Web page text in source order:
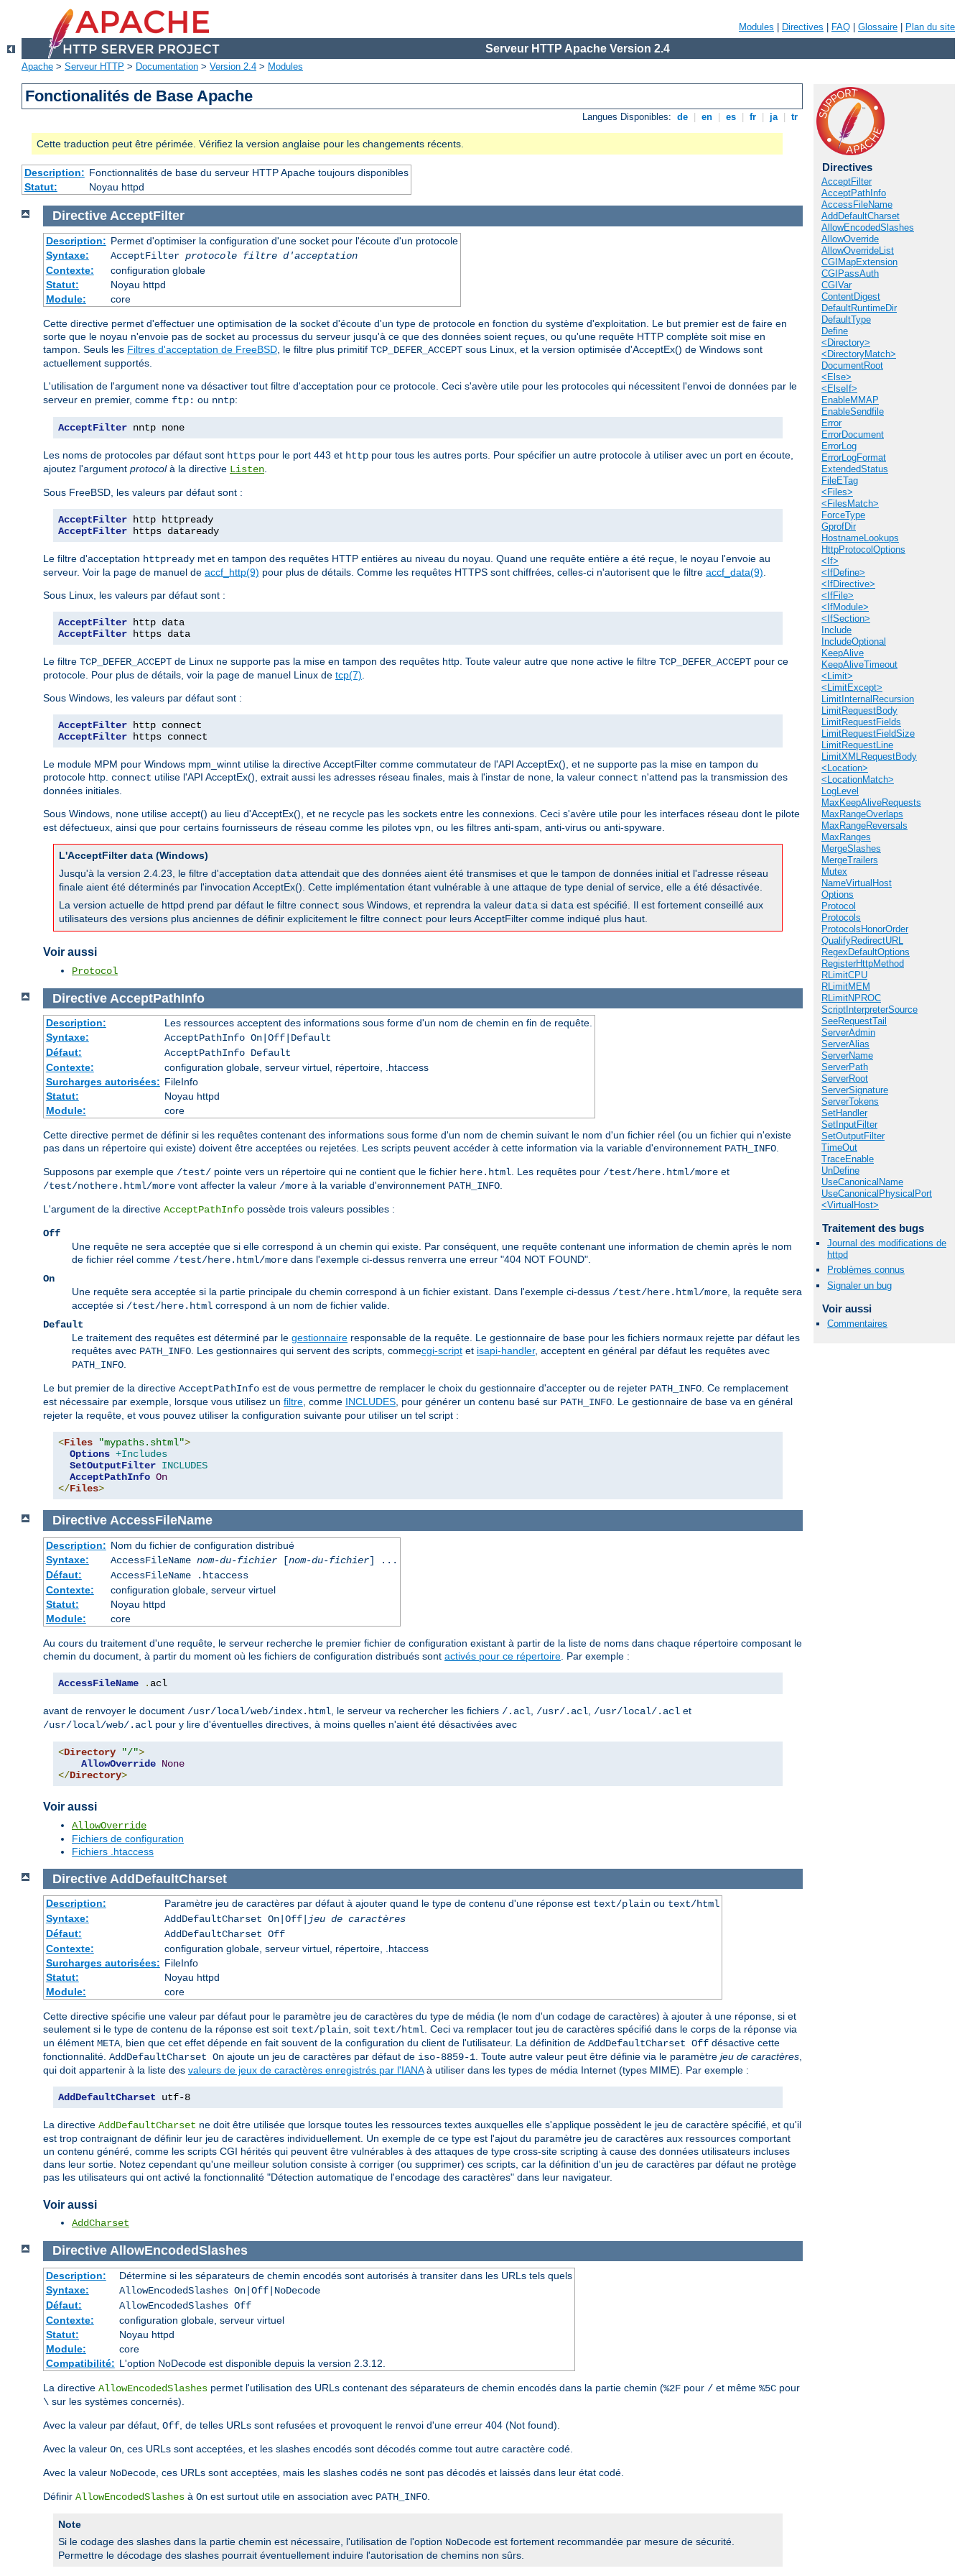
Modules Directives FAQ Glossaire Plan du site
Serveur HTTP Apache Version 2.4
Apache > Serveur HTTP > Documentation > Version 2.4 > Modules
Fonctionalités de Base Apache
Langues Disponibles: de en es fr ja tr
Cette traduction peut être périmée. Vérifiez la version anglaise pour les changements récents.
Description: Fonctionnalités de base du serveur HTTP Apache toujours disponibles
Statut:
Noyau httpd
Directives
AcceptFilter
AcceptPathInfo
AccessFileName
AddDefaultCharset
AllowEncodedSlashes
AllowOverride
AllowOverrideList
CGIMapExtension
CGIPassAuth
CGIVar
ContentDigest
DefaultRuntimeDir
DefaultType
Define
<Directory>
<DirectoryMatch>
DocumentRoot
<Else>
<ElseIf>
EnableMMAP
EnableSendfile
Error
ErrorDocument
ErrorLog
ErrorLogFormat
ExtendedStatus
FileETag
<Files>
<FilesMatch>
ForceType
GprofDir
HostnameLookups
HttpProtocolOptions
<If>
<IfDefine>
<IfDirective>
<IfFile>
<IfModule>
<IfSection>
Include
IncludeOptional
KeepAlive
KeepAliveTimeout
<Limit>
<LimitExcept>
LimitInternalRecursion
LimitRequestBody
LimitRequestFields
LimitRequestFieldSize
LimitRequestLine
LimitXMLRequestBody
<Location>
<LocationMatch>
LogLevel
MaxKeepAliveRequests
MaxRangeOverlaps
MaxRangeReversals
MaxRanges
MergeSlashes
MergeTrailers
Mutex
NameVirtualHost
Options
Protocol
Protocols
ProtocolsHonorOrder
QualifyRedirectURL
RegexDefaultOptions
RegisterHttpMethod
RLimitCPU
RLimitMEM
RLimitNPROC
ScriptInterpreterSource
SeeRequestTail
ServerAdmin
ServerAlias
ServerName
ServerPath
ServerRoot
ServerSignature
ServerTokens
SetHandler
SetInputFilter
SetOutputFilter
TimeOut
TraceEnable
UnDefine
UseCanonicalName
UseCanonicalPhysicalPort
<VirtualHost>
Traitement des bugs
Journal des modifications de
httpd
Problèmes connus
Signaler un bug
Voir aussi
Commentaires
Directive AcceptFilter
Description: Permet d'optimiser la configuration d'une socket pour l'écoute d'un protocole
Syntaxe:
AcceptFilter protocole filtre d'acceptation
Contexte:
configuration globale
Statut:
Noyau httpd
Module:
core
Cette directive permet d'effectuer une optimisation de la socket d'écoute d'un type de protocole en fonction du système d'exploitation. Le but premier est de faire en
sorte que le noyau n'envoie pas de socket au processus du serveur jusqu'à ce que des données soient reçues, ou qu'une requête HTTP complète soit mise en
tampon. Seuls les Filtres d'acceptation de FreeBSD , le filtre plus primitif TCP_DEFER_ACCEPT sous Linux, et la version optimisée d'AcceptEx() de Windows sont
actuellement supportés.
L'utilisation de l'argument none va désactiver tout filtre d'acceptation pour ce protocole. Ceci s'avère utile pour les protocoles qui nécessitent l'envoi de données par le
serveur en premier, comme ftp: ou nntp:
AcceptFilter nntp none
Les noms de protocoles par défaut sont https pour le port 443 et http pour tous les autres ports. Pour spécifier un autre protocole à utiliser avec un port en écoute,
ajoutez l'argument protocolà la directive Listen
Sous FreeBSD, les valeurs par défaut sont :
AcceptFilter
AcceptFilter https dataready
Le filtre d'acceptation httpready met en tampon des requêtes HTTP entières au niveau du noyau. Quand une requête entière a été reçue, le noyau l'envoie au
serveur. Voir la page de manuel de accf_http(9) pour plus de détails. Comme les requêtes HTTPS sont chiffrées, celles-ci n'autorisent que le filtre accf_data(9)
Sous Linux, les valeurs par défaut sont :
AcceptFilter
AcceptFilter https data
Le filtre TCP_DEFER_ACCEPT de Linux ne supporte pas la mise en tampon des requêtes http. Toute valeur autre que none active le filtre TCP_DEFER_ACCEPT pour ce
protocole. Pour plus de détails, voir la page de manuel Linux de tcp(7)
Sous Windows, les valeurs par défaut sont :
AcceptFilter
AcceptFilter https connect
Le module MPM pour Windows mpm_winnt utilise la directive AcceptFilter comme commutateur de l'API AcceptEx(), et ne supporte pas la mise en tampon du
protocole http. connect utilise l'API AcceptEx(), extrait aussi les adresses réseau finales, mais à l'instar de none , la valeur connect n'attend pas la transmission des
données initiales.
Sous Windows, none utilise accept() au lieu d'AcceptEx(), et ne recycle pas les sockets entre les connexions. Ceci s'avère utile pour les interfaces réseau dont le pilote
est défectueux, ainsi que pour certains fournisseurs de réseau comme les pilotes vpn, ou les filtres anti-spam, anti-virus ou anti-spyware.
L'AcceptFilterdata (Windows)
Jusqu'à la version 2.4.23, le filtre d'acceptation data attendait que des données aient été transmises et que le tampon de données initial et l'adresse réseau
finale aient été déterminés par l'invocation AcceptEx(). Cette implémentation étant vulnérable à une attaque de type denial of service, elle a été désactivée.
La version actuelle de httpd prend par défaut le filtre connect sous Windows, et reprendra la valeur data si data est spécifié. Il est fortement conseillé aux
utilisateurs des versions plus anciennes de définir explicitement le filtre connect pour leurs AcceptFilter comme indiqué plus haut.
Voir aussi
Protocol
Directive AcceptPathInfo
Description:
Les ressources acceptent des informations sous forme d'un nom de chemin en fin de requête.
Syntaxe:
AcceptPathInfo On|Off|Default
Défaut:
AcceptPathInfo Default
Contexte:
configuration globale, serveur virtuel, répertoire, .htaccess
Surcharges autorisées: FileInfo
Statut:
Noyau httpd
Module:
core
Cette directive permet de définir si les requêtes contenant des informations sous forme d'un nom de chemin suivant le nom d'un fichier réel (ou un fichier qui n'existe
pas dans un répertoire qui existe) doivent être acceptées ou rejetées. Les scripts peuvent accéder à cette information via la variable d'environnement PATH_INFO.
Supposons par exemple que /test/ pointe vers un répertoire qui ne contient que le fichier here.html. Les requêtes pour /test/here.html/more et
/test/nothere.html/more vont affecter la valeur /more à la variable d'environnement PATH_INFO.
L'argument de la directive AcceptPathInfo possède trois valeurs possibles :
Off
Une requête ne sera acceptée que si elle correspond à un chemin qui existe. Par conséquent, une requête contenant une information de chemin après le nom
de fichier réel comme /test/here.html/more dans l'exemple ci-dessus renverra une erreur "404 NOT FOUND".
On
Une requête sera acceptée si la partie principale du chemin correspond à un fichier existant. Dans l'exemple ci-dessus /test/here.html/more, la requête sera
acceptée si /test/here.html correspond à un nom de fichier valide.
Default
Le traitement des requêtes est déterminé par le gestionnaire responsable de la requête. Le gestionnaire de base pour les fichiers normaux rejette par défaut les
requêtes avec PATH_INFO. Les gestionnaires qui servent des scripts, commecgi-script et isapi-handler, acceptent en général par défaut les requêtes avec
PATH_INFO.
Le but premier de la directive AcceptPathInfo est de vous permettre de remplacer le choix du gestionnaire d'accepter ou de rejeter PATH_INFO. Ce remplacement
est nécessaire par exemple, lorsque vous utilisez un filtre, comme INCLUDES, pour générer un contenu basé sur PATH_INFO. Le gestionnaire de base va en général
rejeter la requête, et vous pouvez utiliser la configuration suivante pour utiliser un tel script :
<Files "mypaths.shtml">
Options +Includes
SetOutputFilter INCLUDES
AcceptPathInfo On
</Files>
Directive AccessFileName
Description: Nom du fichier de configuration distribué
Syntaxe:
AccessFileName nom-du-fichier[nom-du-fichier] ...
Défaut:
AccessFileName .htaccess
Contexte:
configuration globale, serveur virtuel
Statut:
Noyau httpd
Module:
core
Au cours du traitement d'une requête, le serveur recherche le premier fichier de configuration existant à partir de la liste de noms dans chaque répertoire composant le
chemin du document, à partir du moment où les fichiers de configuration distribués sont activés pour ce répertoire . Par exemple :
AccessFileName . acl
avant de renvoyer le document /usr/local/web/index.html , le serveur va rechercher les fichiers /.acl /usr/.acl /usr/local/.acl et
/usr/local/web/.acl pour y lire d'éventuelles directives, à moins quelles n'aient été désactivées avec
<Directory "/">
AllowOverride None
</Directory>
Voir aussi
AllowOverride
Fichiers de configuration
Fichiers .htaccess
Directive AddDefaultCharset
Description: Paramètre jeu de caractères par défaut à ajouter quand le type de contenu d'une réponse est text/plainou text/html
Syntaxe:
AddDefaultCharset On|Off|
jeu de caractères
Défaut:
AddDefaultCharset Off
Contexte:
configuration globale, serveur virtuel, répertoire, .htaccess
Surcharges autorisées: FileInfo
Statut:
Noyau httpd
Module:
core
Cette directive spécifie une valeur par défaut pour le paramètre jeu de caractères du type de média (le nom d'un codage de caractères) à ajouter à une réponse, si et
seulement si le type de contenu de la réponse est soit text/plain, soit text/html. Ceci va remplacer tout jeu de caractères spécifié dans le corps de la réponse via
un élément META, bien que cet effet dépende en fait souvent de la configuration du client de l'utilisateur. La définition de AddDefaultCharset Off désactive cette
fonctionnalité. AddDefaultCharset On ajoute un jeu de caractères par défaut de iso-8859-1. Toute autre valeur peut être définie via le paramètre jeu de caractères,
qui doit appartenir à la liste des valeurs de jeux de caractères enregistrés par l'IANAà utiliser dans les types de média Internet (types MIME). Par exemple :
AddDefaultCharset utf-8
La directive AddDefaultCharset ne doit être utilisée que lorsque toutes les ressources textes auxquelles elle s'applique possèdent le jeu de caractère spécifié, et qu'il
est trop contraignant de définir leur jeu de caractères individuellement. Un exemple de ce type est l'ajout du paramètre jeu de caractères aux ressources comportant
un contenu généré, comme les scripts CGI hérités qui peuvent être vulnérables à des attaques de type cross-site scripting à cause des données utilisateurs incluses
dans leur sortie. Notez cependant qu'une meilleur solution consiste à corriger (ou supprimer) ces scripts, car la définition d'un jeu de caractères par défaut ne protège
pas les utilisateurs qui ont activé la fonctionnalité "Détection automatique de l'encodage des caractères" dans leur navigateur.
Voir aussi
AddCharset
Directive AllowEncodedSlashes
Description:
Détermine si les séparateurs de chemin encodés sont autorisés à transiter dans les URLs tels quels
Syntaxe:
AllowEncodedSlashes On|Off|NoDecode
Défaut:
AllowEncodedSlashes Off
Contexte:
configuration globale, serveur virtuel
Statut:
Noyau httpd
Module:
core
Compatibilité: L'option NoDecode est disponible depuis la version 2.3.12.
La directive AllowEncodedSlashes permet l'utilisation des URLs contenant des séparateurs de chemin encodés dans la partie chemin (%2F pour / et même %5C pour
\ sur les systèmes concernés).
Avec la valeur par défaut, Off , de telles URLs sont refusées et provoquent le renvoi d'une erreur 404 (Not found).
Avec la valeur On , ces URLs sont acceptées, et les slashes encodés sont décodés comme tout autre caractère codé.
Avec la valeur NoDecode , ces URLs sont acceptées, mais les slashes codés ne sont pas décodés et laissés dans leur état codé.
Définir AllowEncodedSlashes à On est surtout utile en association avec PATH_INFO
Note
Si le codage des slashes dans la partie chemin est nécessaire, l'utilisation de l'option NoDecode est fortement recommandée par mesure de sécurité.
Permettre le décodage des slashes pourrait éventuellement induire l'autorisation de chemins non sûrs.